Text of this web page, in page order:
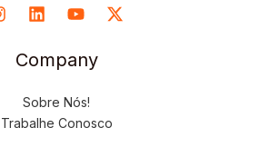
Company
Sobre Nós!
Trabalhe Conosco